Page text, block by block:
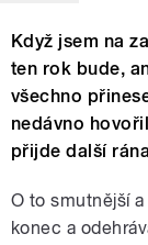
Když jsem na
ten rok bude,
všechno
nedávno
přijde další
O to smutnější
konec a